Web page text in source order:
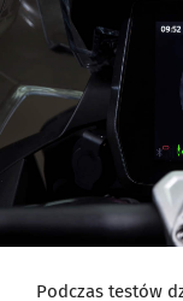
Podczas testów